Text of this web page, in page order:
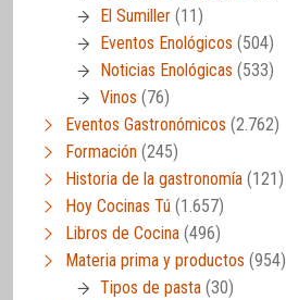
El Sumiller (11)
Eventos Enológicos (504)
Noticias Enológicas (533)
Vinos (76)
Eventos Gastronómicos (2.762)
Formación (245)
Historia de la gastronomía (121)
Hoy Cocinas Tú (1.657)
Libros de Cocina (496)
Materia prima y productos (954)
Tipos de pasta (30)